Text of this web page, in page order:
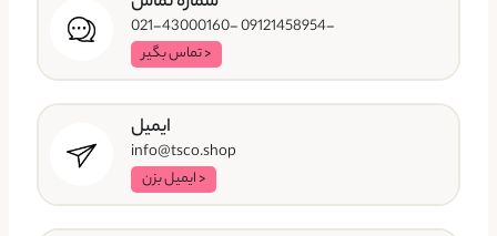
-09121458954 -021-43000160
< تماس بگیر
ایمیل
info@tsco.shop
< ایمیل بزن